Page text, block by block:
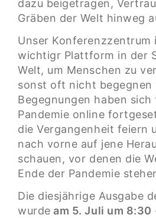
dazu beigetragen,
Gräben der Welt hinweg
Unser Konferenzzentrum
wichtigr Plattform in der
Welt, um Menschen zu
sonst oft nicht begegnen
Begegnungen haben
Pandemie online
die Vergangenheit feiern
nach vorne auf jene
schauen, vor denen die
Ende der Pandemie
Die diesjährige Ausgabe
wurde am 5. Juli um 8:30